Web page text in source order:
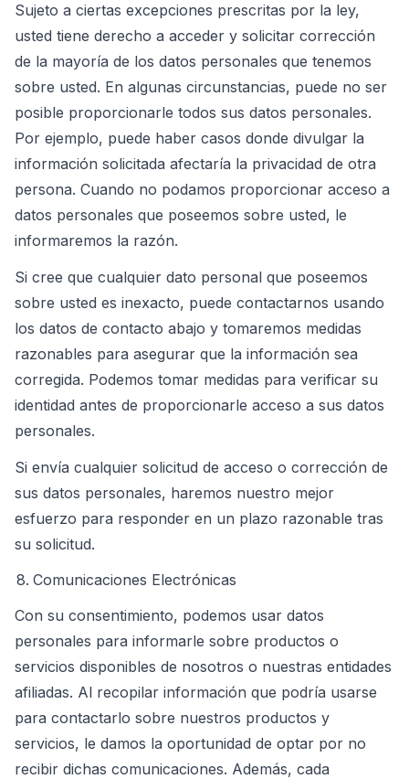
Sujeto a ciertas excepciones prescritas por la ley,
usted tiene derecho a acceder y solicitar corrección
de la mayoría de los datos personales que tenemos
sobre usted. En algunas circunstancias, puede no ser
posible proporcionarle todos sus datos personales.
Por ejemplo, puede haber casos donde divulgar la
información solicitada afectaría la privacidad de otra
persona. Cuando no podamos proporcionar acceso a
datos personales que poseemos sobre usted, le
informaremos la razón.
Si cree que cualquier dato personal que poseemos
sobre usted es inexacto, puede contactarnos usando
los datos de contacto abajo y tomaremos medidas
razonables para asegurar que la información sea
corregida. Podemos tomar medidas para verificar su
identidad antes de proporcionarle acceso a sus datos
personales.
Si envía cualquier solicitud de acceso o corrección de
sus datos personales, haremos nuestro mejor
esfuerzo para responder en un plazo razonable tras
su solicitud.
Comunicaciones Electrónicas
Con su consentimiento, podemos usar datos
personales para informarle sobre productos o
servicios disponibles de nosotros o nuestras entidades
afiliadas. Al recopilar información que podría usarse
para contactarlo sobre nuestros productos y
servicios, le damos la oportunidad de optar por no
recibir dichas comunicaciones. Además, cada